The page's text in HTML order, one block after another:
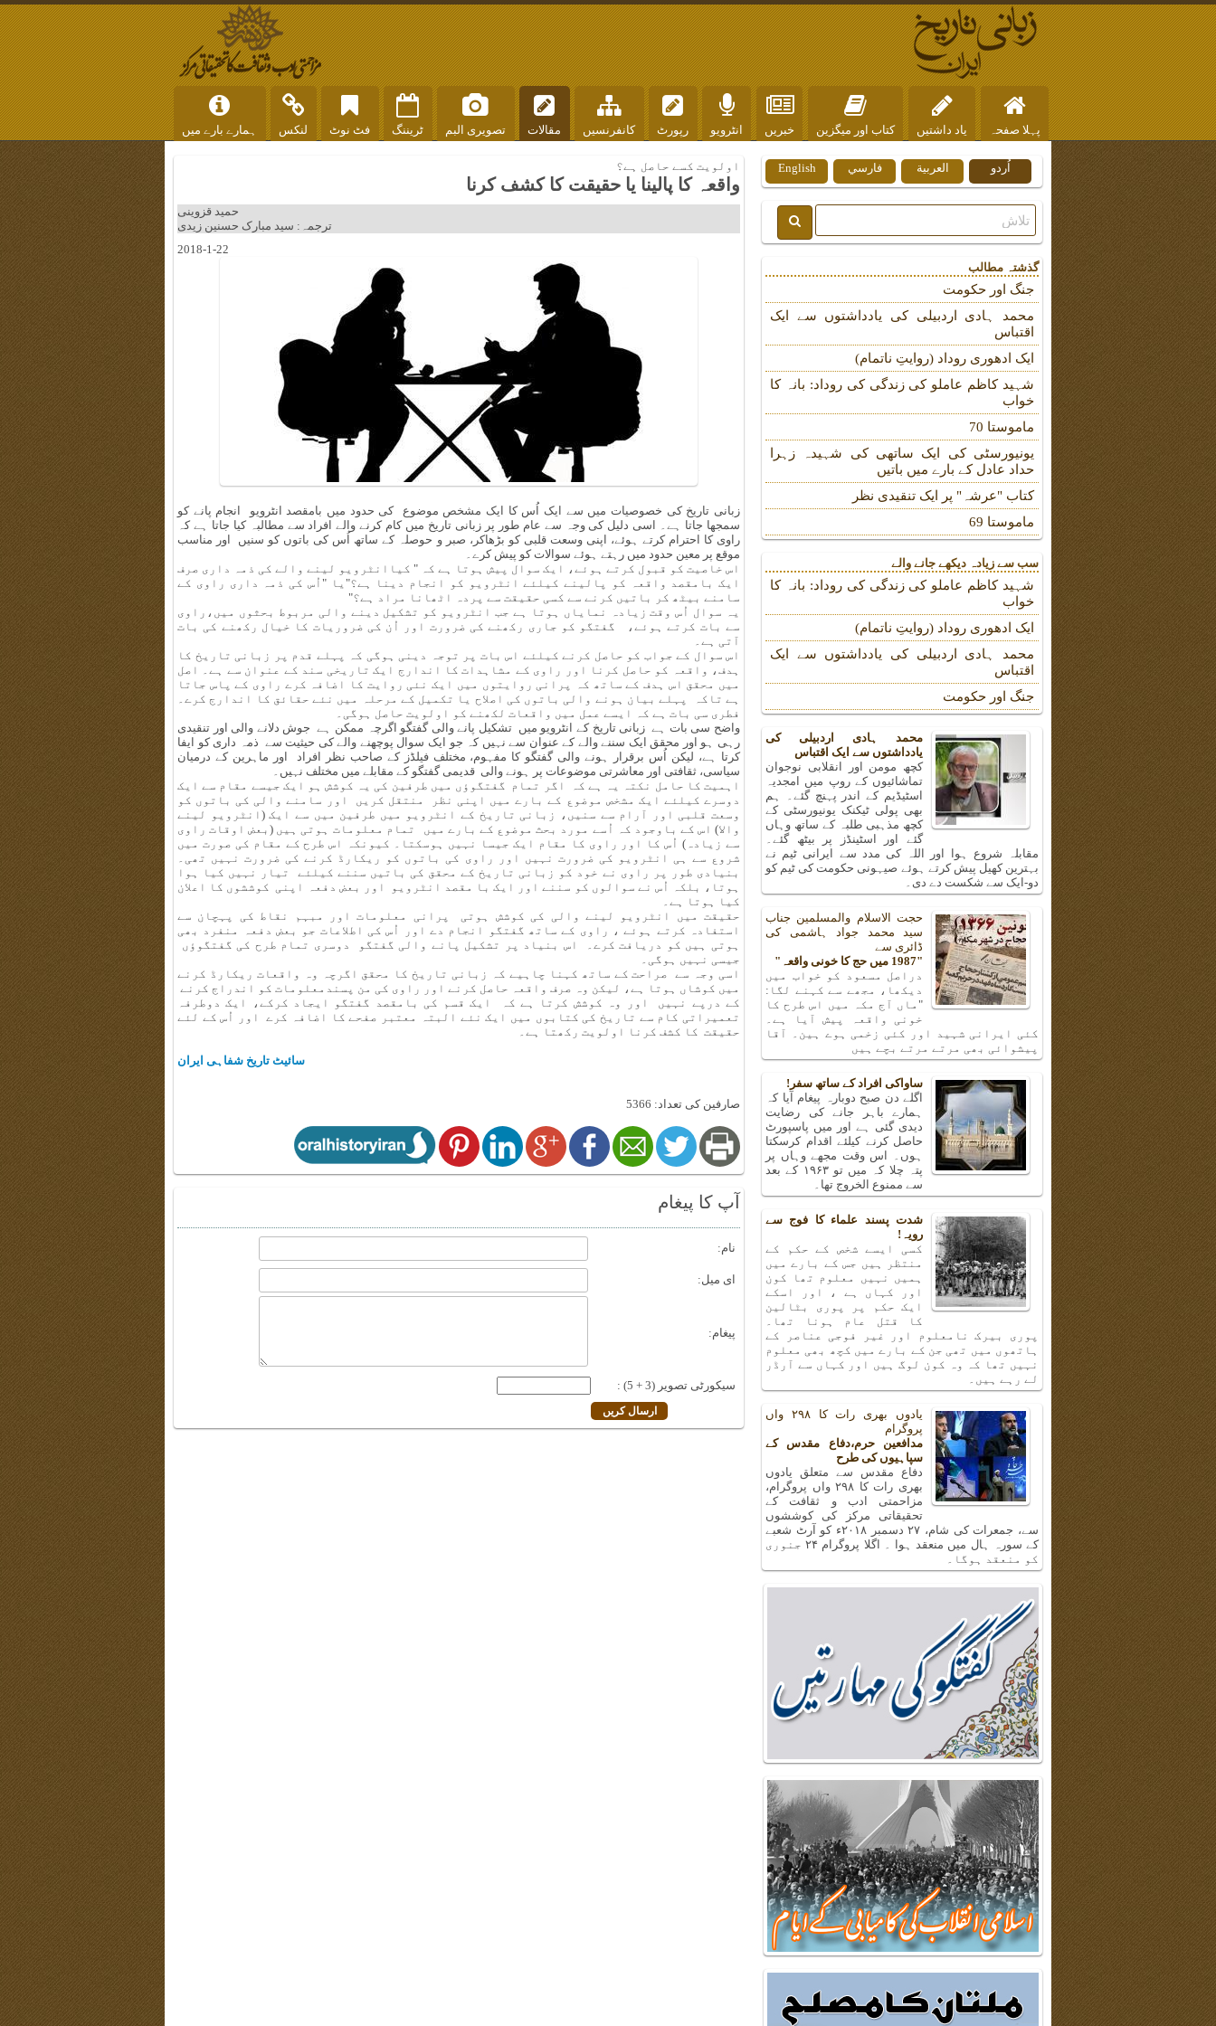
پہلا صفحہ یاد داشتیں کتاب اور میگزین خبریں انٹرویو رپورٹ کانفرنسیں مقالات تصویری البم ٹریننگ فٹ نوٹ لنکس ہمارے بارے میں
اولویت کسے حاصل ہے؟
واقعہ کا پالینا یا حقیقت کا کشف کرنا
حمید قزوینی
ترجمہ: سید مبارک حسنین زیدی
2018-1-22
زبانی تاریخ کی خصوصیات میں سے ایک اُس کا ایک مشخص موضوع کی حدود میں بامقصد انٹرویو انجام پانے کو
سمجھا جاتا ہے۔ اسی دلیل کی وجہ سے عام طور پر زبانی تاریخ میں کام کرنے والے افراد سے مطالبہ کیا جاتا ہے کہ
راوی کا احترام کرتے ہوئے، اپنی وسعت قلبی کو بڑھاکر، صبر و حوصلہ کے ساتھ اُس کی باتوں کو سنیں اور مناسب
موقع پر معین حدود میں رہتے ہوئے سوالات کو پیش کرے۔
اس خاصیت کو قبول کرتے ہوئے، ایک سوال پیش ہوتا ہے کہ " کیاانٹرویو لینے والے کی ذمہ داری صرف
ایک بامقصد واقعہ کو پالینے کیلئے انٹرویو کو انجام دینا ہے؟"یا "اُس کی ذمہ داری راوی کے
سامنے بیٹھ کر باتیں کرنے سے کسی حقیقت سے پردہ اٹھانا مراد ہے؟"
یہ سوال اُس وقت زیادہ نمایاں ہوتا ہے جب انٹرویو کو تشکیل دینے والی مربوط بحثوں میں،راوی
سے بات کرتے ہوئے، گفتگو کو جاری رکھنے کی ضرورت اور اُن کی ضروریات کا خیال رکھنے کی بات
آتی ہے۔
اس سوال کے جواب کو حاصل کرنے کیلئے اس بات پر توجہ دینی ہوگی کہ پہلے قدم پر زبانی تاریخ کا
ہدف، واقعہ کو حاصل کرنا اور راوی کے مشاہدات کا اندارج ایک تاریخی سند کے عنوان سے ہے۔ اصل
میں محقق اس ہدف کے ساتھ کہ پرانی روایتوں میں ایک نئی روایت کا اضافہ کرے راوی کے پاس جاتا
ہے تاکہ پہلے بیان ہونے والی باتوں کی اصلاح یا تکمیل کے مرحلہ میں نئے حقائق کا اندارج کرے۔
فطری سی بات ہے کہ ایسے عمل میں واقعات لکھنے کو اولویت حاصل ہوگی۔
واضح سی بات ہے زبانی تاریخ کے انٹرویو میں تشکیل پانے والی گفتگو اگرچہ ممکن ہے جوش دلانے والی اور تنقیدی
رہی ہو اور محقق ایک سننے والے کے عنوان سے نہیں کہ جو ایک سوال پوچھنے والے کی حیثیت سے ذمہ داری کو ایفا
کرتا ہے، لیکن اُس برقرار ہونے والی گفتگو کا مفہوم، مختلف فیلڈز کے صاحب نظر افراد اور ماہرین کے درمیان
سیاسی، ثقافتی اور معاشرتی موضوعات پر ہونے والی قدیمی گفتگو کے مقابلے میں مختلف نہیں۔
اہمیت کا حامل نکتہ یہ ہے کہ اگر تمام گفتگوؤں میں طرفین کی یہ کوشش ہو ایک جیسے مقام سے ایک
دوسرے کیلئے ایک مشخص موضوع کے بارے میں اپنی نظر منتقل کریں اور سامنے والی کی باتوں کو
وسعت قلبی اور آرام سے سنیں، زبانی تاریخ کے انٹرویو میں طرفین میں سے ایک (انٹرویو لینے
والا) اس کے باوجود کہ اُسے مورد بحث موضوع کے بارے میں تمام معلومات ہوتی ہیں (بعض اوقات راوی
سے زیادہ) اُس کا اور راوی کا مقام ایک جیسا نہیں ہوسکتا۔ کیونکہ اس طرح کے مقام کی صورت میں
شروع سے ہی انٹرویو کی ضرورت نہیں اور راوی کی باتوں کو ریکارڈ کرنے کی ضرورت نہیں تھی۔
بنیادی طور پر راوی نے خود کو زبانی تاریخ کے محقق کی باتیں سننے کیلئے تیار نہیں کیا ہوا
ہوتا، بلکہ اُس نے سوالوں کو سننے اور ایک با مقصد انٹرویو اور بعض دفعہ اپنی کوششوں کا اعلان
کیا ہوتا ہے۔
حقیقت میں انٹرویو لینے والی کی کوشش ہوتی پرانی معلومات اور مبہم نقاط کی پہچان سے
استفادہ کرتے ہوئے ، راوی کے ساتھ گفتگو انجام دے اور اُس کی اطلاعات جو بعض دفعہ منفرد بھی
ہوتی ہیں کو دریافت کرے۔ اس بنیاد پر تشکیل پانے والی گفتگو دوسری تمام طرح کی گفتگوؤں
جیسی نہیں ہوگی۔
اسی وجہ سے صراحت کے ساتھ کہنا چاہیے کہ زبانی تاریخ کا محقق اگرچہ وہ واقعات ریکارڈ کرنے
میں کوشاں ہوتا ہے، لیکن وہ صرف واقعہ حاصل کرنے اور راوی کی من پسندمعلومات کو اندراج کرنے
کے درپے نہیں اور وہ کوشش کرتا ہے کہ ایک قسم کی بامقصد گفتگو ایجاد کرکے، ایک دوطرفہ
تعمیراتی کام سے تاریخ کی کتابوں میں ایک نئے البتہ معتبر صفحے کا اضافہ کرے اور اُس کے لئے
حقیقت کا کشف کرنا اولویت رکھتا ہے۔
سائیٹ تاریخ شفاہی ایران
صارفین کی تعداد: 5366
آپ کا پیغام
نام:
ای میل:
پیغام:
سیکورٹی تصویر (3 + 5) :
English فارسي العربية اُردو
گذشتہ مطالب
جنگ اور حکومت
محمد ہادی اردبیلی کی یادداشتوں سے ایک
اقتباس
ایک ادھوری روداد (روایتِ ناتمام)
شہید کاظم عاملو کی زندگی کی روداد: بانہ کا
خواب
ماموستا 70
یونیورسٹی کی ایک ساتھی کی شہیدہ زہرا
حداد عادل کے بارے میں باتیں
کتاب "عرشہ" پر ایک تنقیدی نظر
ماموستا 69
سب سے زیادہ دیکھے جانے والے
شہید کاظم عاملو کی زندگی کی روداد: بانہ کا
خواب
ایک ادھوری روداد (روایتِ ناتمام)
محمد ہادی اردبیلی کی یادداشتوں سے ایک
اقتباس
جنگ اور حکومت
محمد ہادی اردبیلی کی
یادداشتوں سے ایک اقتباس
کچھ مومن اور انقلابی نوجوان
تماشائیوں کے روپ میں امجدیہ
اسٹیڈیم کے اندر پہنچ گئے۔ ہم
بھی پولی ٹیکنک یونیورسٹی کے
کچھ مذہبی طلبہ کے ساتھ وہاں
گئے اور اسٹینڈز پر بیٹھ گئے۔
مقابلہ شروع ہوا اور اللہ کی مدد سے ایرانی ٹیم نے
بہترین کھیل پیش کرتے ہوئے صیہونی حکومت کی ٹیم کو
دو-ایک سے شکست دے دی۔
حجت الاسلام والمسلمین جناب
سید محمد جواد ہاشمی کی
ڈائری سے
"1987 میں حج کا خونی واقعہ"
دراصل مسعود کو خواب میں
دیکھا، مجھے سے کہنے لگا:
"ماں آج مکہ میں اس طرح کا
خونی واقعہ پیش آیا ہے۔
کئی ایرانی شہید اور کئی زخمی ہوے ہین۔ آقا
پیشوائی بھی مرتے مرتے بچے ہیں
ساواکی افراد کے ساتھ سفر!
اگلے دن صبح دوبارہ پیغام آیا کہ
ہمارے باہر جانے کی رضایت
دیدی گئی ہے اور میں پاسپورٹ
حاصل کرنے کیلئے اقدام کرسکتا
ہوں۔ اس وقت مجھے وہاں پر
پتہ چلا کہ میں تو ۱۹۶۳ کے بعد
سے ممنوع الخروج تھا۔
شدت پسند علماء کا فوج سے
رویہ!
کسی ایسے شخص کے حکم کے
منتظر ہیں جس کے بارے میں
ہمیں نہیں معلوم تھا کون
اور کہاں ہے ، اور اسکے
ایک حکم پر پوری بٹالین
کا قتل عام ہونا تھا۔
پوری بیرک نامعلوم اور غیر فوجی عناصر کے
ہاتھوں میں تھی جن کے بارے میں کچھ بھی معلوم
نہیں تھا کہ وہ کون لوگ ہیں اور کہاں سے آرڈر
لے رہے ہیں۔
یادوں بھری رات کا ۲۹۸ واں
پروگرام
مدافعین حرم،دفاع مقدس کے
سپاہیوں کی طرح
دفاع مقدس سے متعلق یادوں
بھری رات کا ۲۹۸ واں پروگرام،
مزاحمتی ادب و ثقافت کے
تحقیقاتی مرکز کی کوششوں
سے، جمعرات کی شام، ۲۷ دسمبر ۲۰۱۸ء کو آرٹ شعبے
کے سورہ ہال میں منعقد ہوا ۔ اگلا پروگرام ۲۴ جنوری
کو منعقد ہوگا۔